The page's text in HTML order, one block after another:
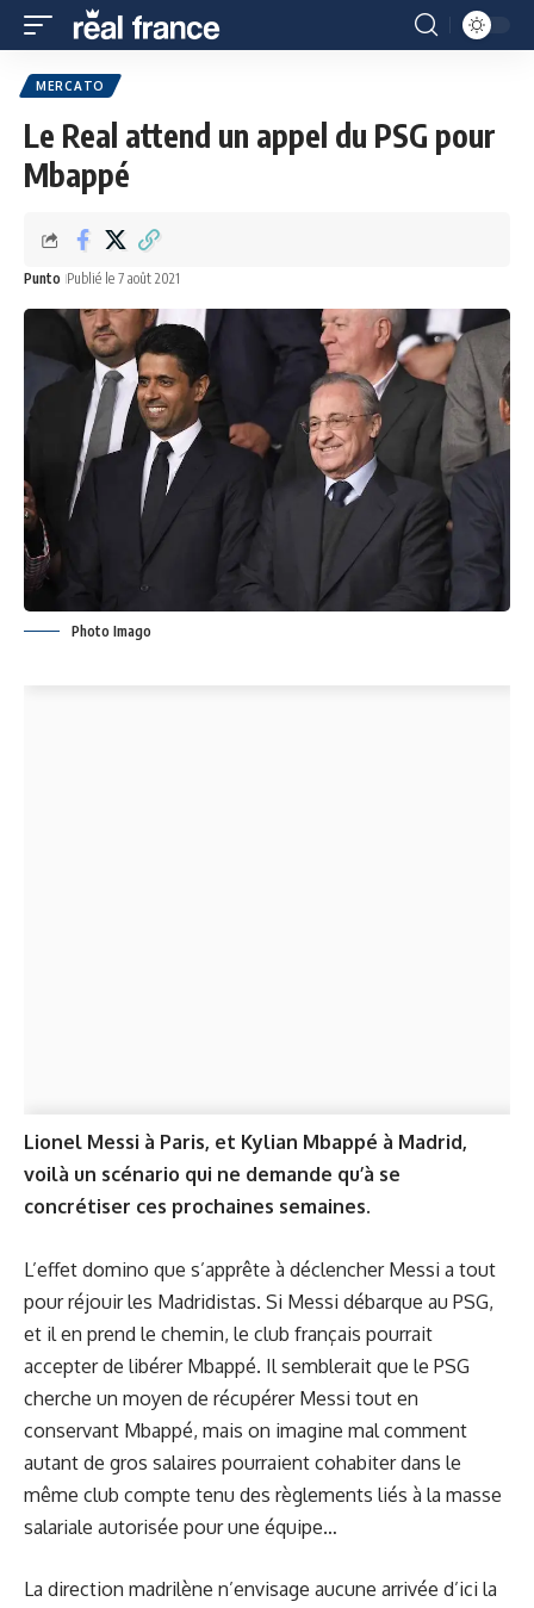
MERCATO
Le Real attend un appel du PSG pour
Mbappé
Punto Publié le 7 août 2021
Photo Imago
Lionel Messi à Paris, et Kylian Mbappé à Madrid,
voilà un scénario qui ne demande qu’à se
concrétiser ces prochaines semaines.
L’effet domino que s’apprête à déclencher Messi a tout
pour réjouir les Madridistas. Si Messi débarque au PSG,
et il en prend le chemin, le club français pourrait
accepter de libérer Mbappé. Il semblerait que le PSG
cherche un moyen de récupérer Messi tout en
conservant Mbappé, mais on imagine mal comment
autant de gros salaires pourraient cohabiter dans le
même club compte tenu des règlements liés à la masse
salariale autorisée pour une équipe…
La direction madrilène n’envisage aucune arrivée d’ici la